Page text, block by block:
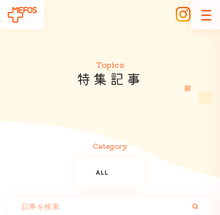
Topics
特 集 記 事
Category
ALL